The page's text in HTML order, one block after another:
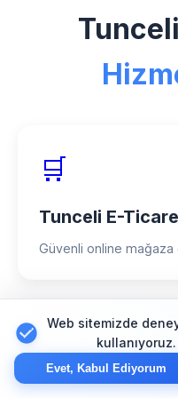
%98 müşteri
hizmet veriyoruz.
🛒
Tunceli E-
Güvenli online mağaza
🔍
Tunceli SEO
Web sitemizde
Evet, Kabul Ediyorum